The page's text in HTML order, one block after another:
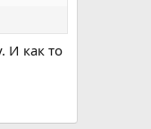
И как то